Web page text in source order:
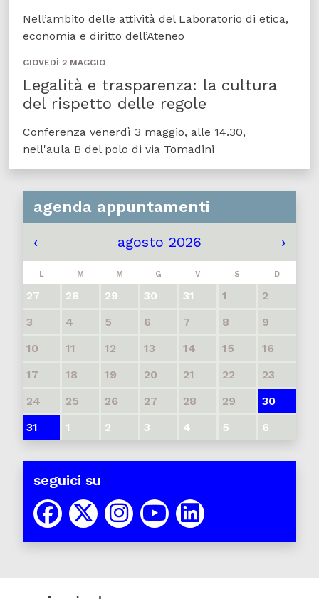
Nell’ambito delle attività del Laboratorio di etica,
economia e diritto dell’Ateneo
GIOVEDÌ 2 MAGGIO
Legalità e trasparenza: la cultura
del rispetto delle regole
Conferenza venerdì 3 maggio, alle 14.30,
nell'aula B del polo di via Tomadini
agenda appuntamenti
‹ agosto 2026 ›
L M M G V S D
27 28 29 30 31 1
2
3
4 5 6 7 8
9
10
11 12 13 14 15
16
17
18 19 20 21 22
23
24
25 26 27 28 29
30
31
1 2 3 4 5 6
seguici su